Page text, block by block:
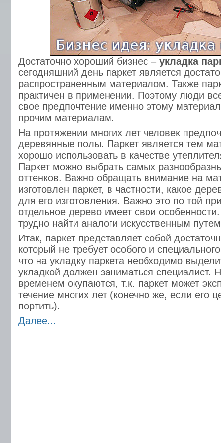
Достаточно хороший бизнес – укладка
сегодняшний день паркет является
распространенным материалом. Также
практичен в применении. Поэтому люди
свое предпочтение именно этому
прочим материалам.
На протяжении многих лет человек
деревянные полы. Паркет является тем
хорошо использовать в качестве
Паркет можно выбрать самых
оттенков. Важно обращать внимание на
изготовлен паркет, в частности, какое
для его изготовления. Важно это по той
отдельное дерево имеет свои
трудно найти аналоги искусственным
Итак, паркет представляет собой
который не требует особого и
что на укладку паркета необходимо
укладкой должен заниматься специалист.
временем окупаются, т.к. паркет может
течение многих лет (конечно же, если его
портить).
Далее...